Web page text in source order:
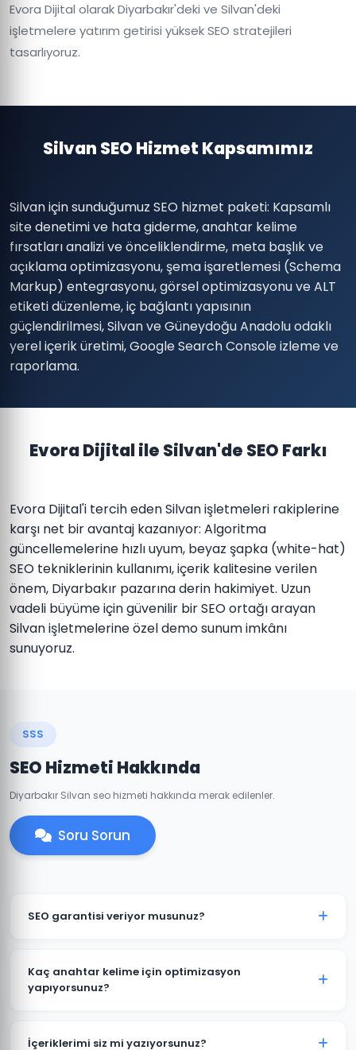
Evora Dijital olarak Diyarbakır'deki ve Silvan'deki
işletmelere yatırım getirisi yüksek SEO stratejileri
tasarlıyoruz.
Silvan SEO Hizmet Kapsamımız
Silvan için sunduğumuz SEO hizmet paketi: Kapsamlı
site denetimi ve hata giderme, anahtar kelime
fırsatları analizi ve önceliklendirme, meta başlık ve
açıklama optimizasyonu, şema işaretlemesi (Schema
Markup) entegrasyonu, görsel optimizasyonu ve ALT
etiketi düzenleme, iç bağlantı yapısının
güçlendirilmesi, Silvan ve Güneydoğu Anadolu odaklı
yerel içerik üretimi, Google Search Console izleme ve
raporlama.
Evora Dijital ile Silvan'de SEO Farkı
Evora Dijital'i tercih eden Silvan işletmeleri rakiplerine
karşı net bir avantaj kazanıyor: Algoritma
güncellemelerine hızlı uyum, beyaz şapka (white-hat)
SEO tekniklerinin kullanımı, içerik kalitesine verilen
önem, Diyarbakır pazarına derin hakimiyet. Uzun
vadeli büyüme için güvenilir bir SEO ortağı arayan
Silvan işletmelerine özel demo sunum imkânı
sunuyoruz.
SSS
SEO Hizmeti Hakkında
Diyarbakır Silvan seo hizmeti hakkında merak edilenler.
Soru Sorun
SEO garantisi veriyor musunuz?
vermek etik değildir çünkü sıralamalar Google'ın
algoritmalarına bağlıdır. Ancak Silvan projelerimizde
Kaç anahtar kelime için optimizasyon
yapıyorsunuz?
kelime araştırması yapıyoruz. Paket büyüklüğüne göre
İçeriklerimi siz mi yazıyorsunuz?